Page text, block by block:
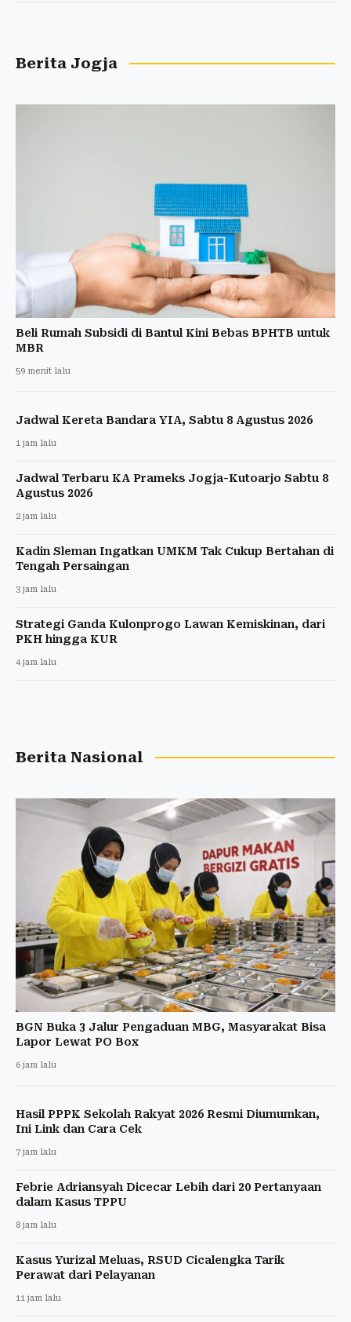
Berita Jogja
Beli Rumah Subsidi di Bantul Kini Bebas BPHTB untuk
MBR
59 menit lalu
Jadwal Kereta Bandara YIA, Sabtu 8 Agustus 2026
1 jam lalu
Jadwal Terbaru KA Prameks Jogja-Kutoarjo Sabtu 8
Agustus 2026
2 jam lalu
Kadin Sleman Ingatkan UMKM Tak Cukup Bertahan di
Tengah Persaingan
3 jam lalu
Strategi Ganda Kulonprogo Lawan Kemiskinan, dari
PKH hingga KUR
4 jam lalu
Berita Nasional
BGN Buka 3 Jalur Pengaduan MBG, Masyarakat Bisa
Lapor Lewat PO Box
6 jam lalu
Hasil PPPK Sekolah Rakyat 2026 Resmi Diumumkan,
Ini Link dan Cara Cek
7 jam lalu
Febrie Adriansyah Dicecar Lebih dari 20 Pertanyaan
dalam Kasus TPPU
8 jam lalu
Kasus Yurizal Meluas, RSUD Cicalengka Tarik
Perawat dari Pelayanan
11 jam lalu